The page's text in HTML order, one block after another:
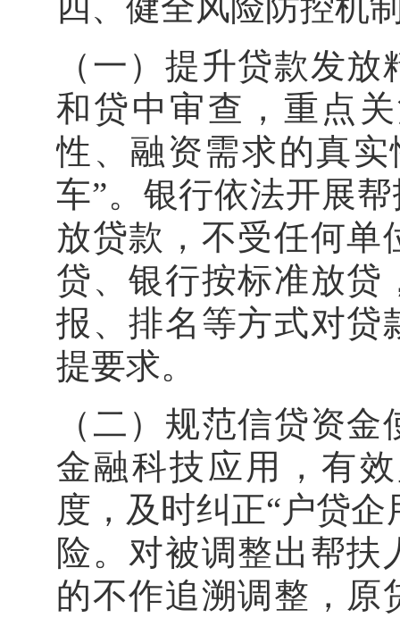
（一）提升贷款发
和贷中审查，重点
性、融资需求的真
车”。银行依法开展
放贷款，不受任何单
贷、银行按标准放贷
报、排名等方式对贷
提要求。
（二）规范信贷资
金融科技应用，有
度，及时纠正“户贷
险。对被调整出帮扶
的不作追溯调整，原